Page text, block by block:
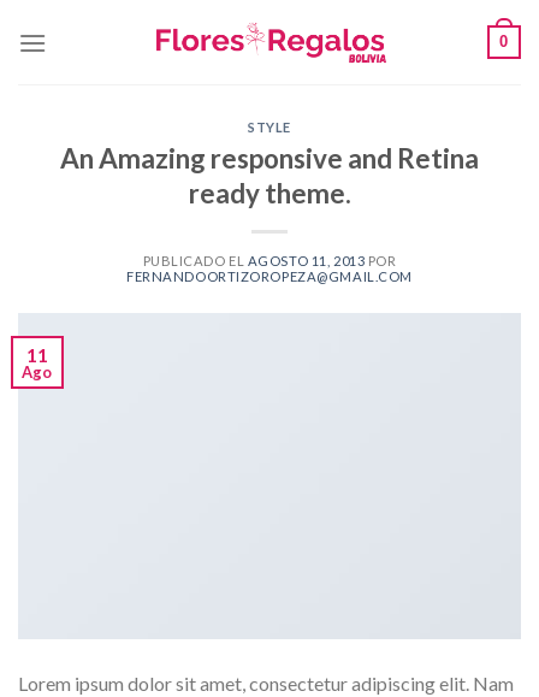
0
STYLE
An Amazing responsive and Retina
ready theme.
PUBLICADO EL AGOSTO 11, 2013 POR
FERNANDOORTIZOROPEZA@GMAIL.COM
11
Ago
Lorem ipsum dolor sit amet, consectetur adipiscing elit. Nam